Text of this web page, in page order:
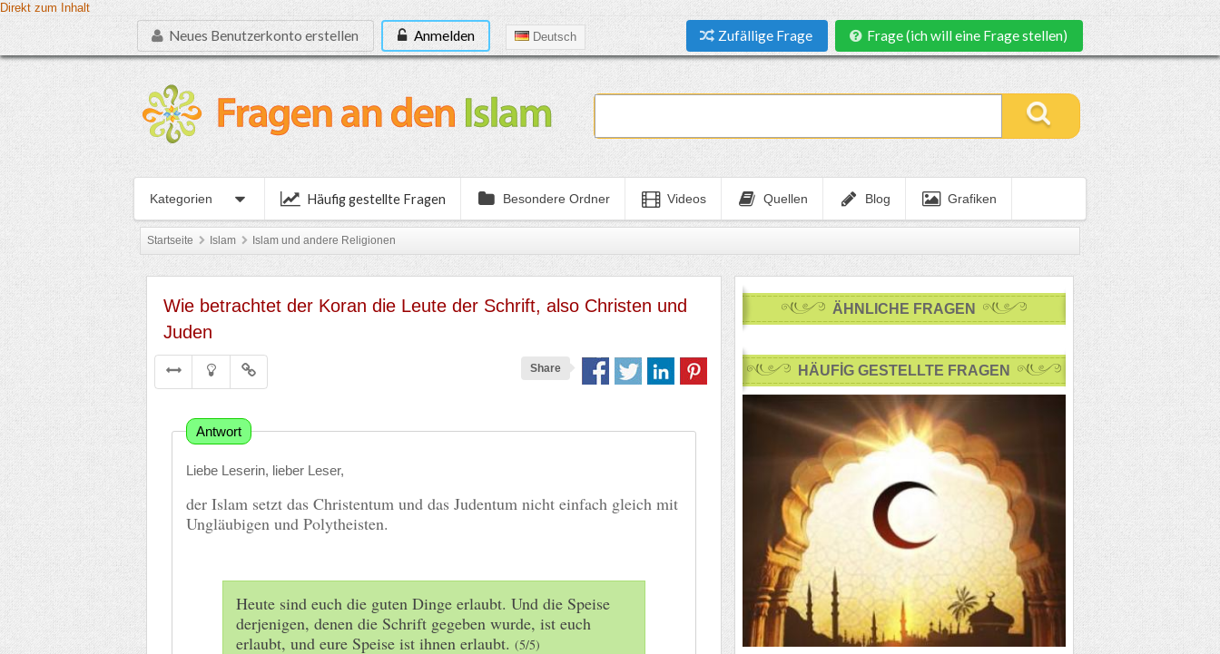
Direkt zum Inhalt
Neues Benutzerkonto erstellen Anmelden Deutsch Zufällige Frage Frage (ich will eine Frage stellen)
Kategorien Häufig gestellte Fragen Besondere Ordner Videos Quellen Blog Grafiken
Startseite Islam Islam und andere Religionen
Wie betrachtet der Koran die Leute der Schrift, also Christen und
Juden
Share
Antwort
Liebe Leserin, lieber Leser,
der Islam setzt das Christentum und das Judentum nicht einfach gleich mit
Ungläubigen und Polytheisten.
Heute sind euch die guten Dinge erlaubt. Und die Speise
derjenigen, denen die Schrift gegeben wurde, ist euch
erlaubt, und eure Speise ist ihnen erlaubt. (5/5)
ÄHNLICHE FRAGEN
HÄUFİG GESTELLTE FRAGEN